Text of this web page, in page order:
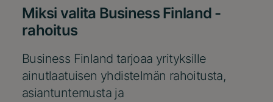
Miksi valita Business Finland -
rahoitus
Business Finland tarjoaa yrityksille
ainutlaatuisen yhdistelmän rahoitusta,
asiantuntemusta ja